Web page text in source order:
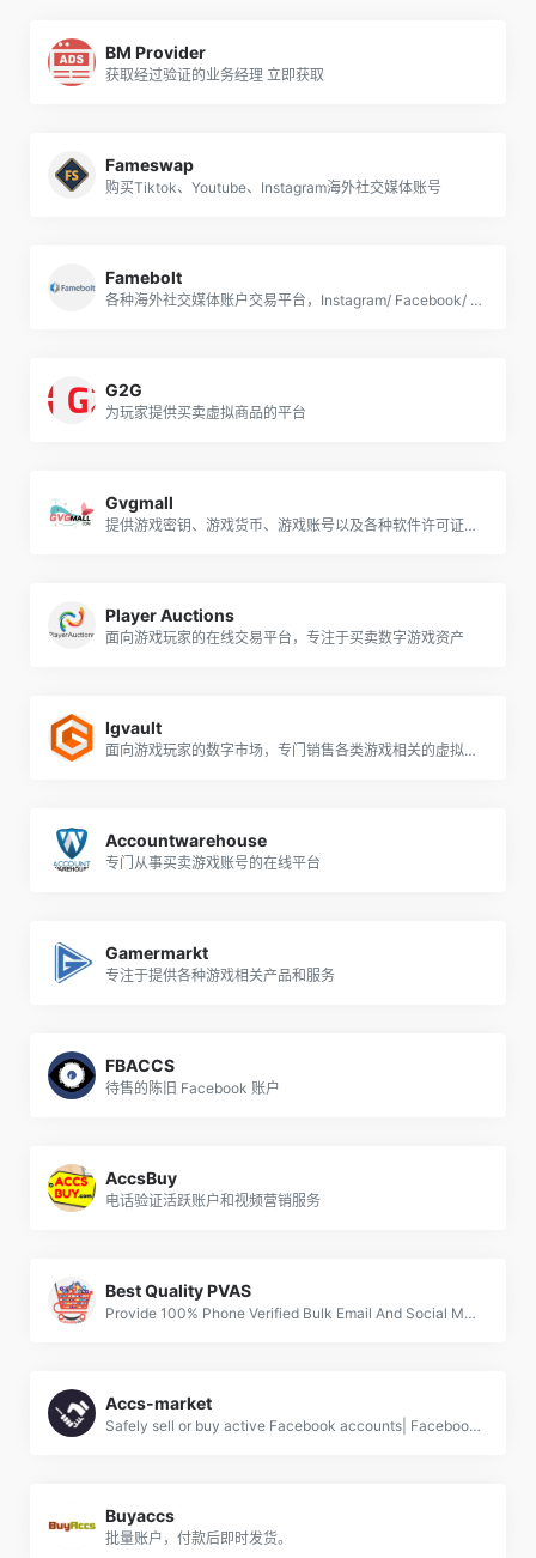
BM Provider
获取经过验证的业务经理 立即获取
Fameswap
购买Tiktok、Youtube、Instagram海外社交媒体账号
Famebolt
各种海外社交媒体账户交易平台，Instagram/ Facebook/ TikTok /YouTube /Twitter等
G2G
为玩家提供买卖虚拟商品的平台
Gvgmall
提供游戏密钥、游戏货币、游戏账号以及各种软件许可证的购买和销售服务
Player Auctions
面向游戏玩家的在线交易平台，专注于买卖数字游戏资产
Igvault
面向游戏玩家的数字市场，专门销售各类游戏相关的虚拟商品和服务
Accountwarehouse
专门从事买卖游戏账号的在线平台
Gamermarkt
专注于提供各种游戏相关产品和服务
FBACCS
待售的陈旧 Facebook 账户
AccsBuy
电话验证活跃账户和视频营销服务
Best Quality PVAS
Provide 100% Phone Verified Bulk Email And Social Media Accounts
Accs-market
Safely sell or buy active Facebook accounts| Facebook pages
Buyaccs
批量账户，付款后即时发货。